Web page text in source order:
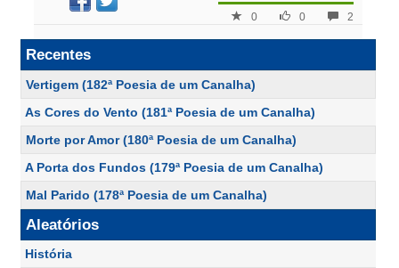
2
0
0
Recentes
Vertigem (182ª Poesia de um Canalha)
As Cores do Vento (181ª Poesia de um Canalha)
Morte por Amor (180ª Poesia de um Canalha)
A Porta dos Fundos (179ª Poesia de um Canalha)
Mal Parido (178ª Poesia de um Canalha)
Aleatórios
História